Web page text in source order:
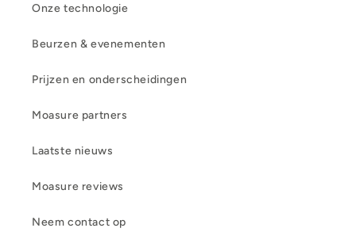
Onze technologie
Beurzen & evenementen
Prijzen en onderscheidingen
Moasure partners
Laatste nieuws
Moasure reviews
Neem contact op